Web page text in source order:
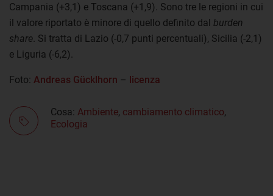
Campania (+3,1) e Toscana (+1,9). Sono tre le regioni in cui
il valore riportato è minore di quello definito dal burden
share . Si tratta di Lazio (-0,7 punti percentuali), Sicilia (-2,1)
e Liguria (-6,2).
Foto: Andreas Gücklhorn – licenza
Cosa: Ambiente, cambiamento climatico,
Ecologia